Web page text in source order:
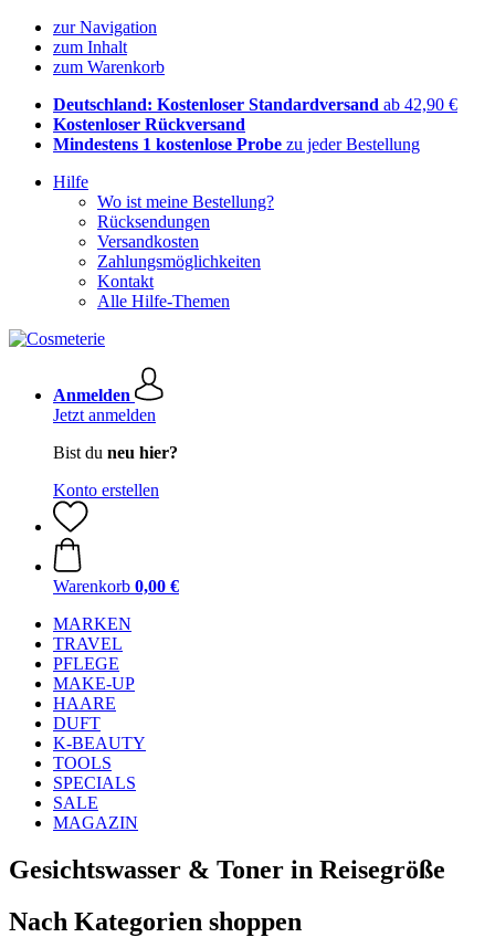
zur Navigation
zum Inhalt
zum Warenkorb
Deutschland: Kostenloser Standardversand ab 42,90 €
Kostenloser Rückversand
Mindestens 1 kostenlose Probe zu jeder Bestellung
Hilfe
Wo ist meine Bestellung?
Rücksendungen
Versandkosten
Zahlungsmöglichkeiten
Kontakt
Alle Hilfe-Themen
Anmelden
Jetzt anmelden
Bist du neu hier?
Konto erstellen
Warenkorb 0,00 €
MARKEN
TRAVEL
PFLEGE
MAKE-UP
HAARE
DUFT
K-BEAUTY
TOOLS
SPECIALS
SALE
MAGAZIN
Gesichtswasser & Toner in Reisegröße
Nach Kategorien shoppen